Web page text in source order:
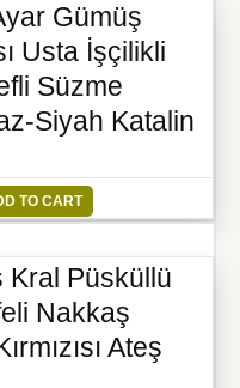
Gümüş
Usta İşçilikli
Süzme
Siyah Katalin
TO CART
Kral Püsküllü
Nakkaş
Ateş